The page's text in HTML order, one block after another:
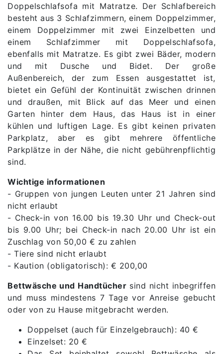
Doppelschlafsofa mit Matratze. Der Schlafbereich
besteht aus 3 Schlafzimmern, einem Doppelzimmer,
einem Doppelzimmer mit zwei Einzelbetten und
einem Schlafzimmer mit Doppelschlafsofa,
ebenfalls mit Matratze. Es gibt zwei Bäder, modern
und mit Dusche und Bidet. Der große
Außenbereich, der zum Essen ausgestattet ist,
bietet ein Gefühl der Kontinuität zwischen drinnen
und draußen, mit Blick auf das Meer und einen
Garten hinter dem Haus, das Haus ist in einer
kühlen und luftigen Lage. Es gibt keinen privaten
Parkplatz, aber es gibt mehrere öffentliche
Parkplätze in der Nähe, die nicht gebührenpflichtig
sind.
Wichtige informationen
- Gruppen von jungen Leuten unter 21 Jahren sind
nicht erlaubt
- Check-in von 16.00 bis 19.30 Uhr und Check-out
bis 9.00 Uhr; bei Check-in nach 20.00 Uhr ist ein
Zuschlag von 50,00 € zu zahlen
- Tiere sind nicht erlaubt
- Kaution (obligatorisch): € 200,00
Bettwäsche und Handtücher sind nicht inbegriffen
und muss mindestens 7 Tage vor Anreise gebucht
oder von zu Hause mitgebracht werden.
Doppelset (auch für Einzelgebrauch): 40 €
Einzelset: 20 €